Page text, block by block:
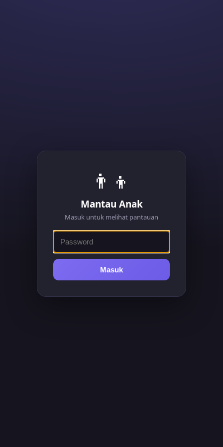
👨‍👦
Mantau Anak
Masuk untuk melihat pantauan
Masuk